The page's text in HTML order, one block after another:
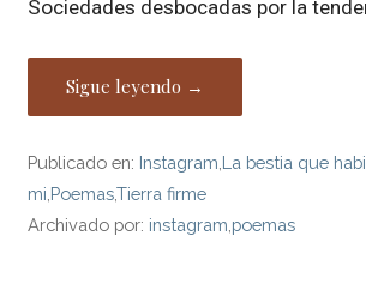
Sociedades desbocadas por la
Sigue leyendo →
Publicado en: Instagram La bestia que
mi Poemas,Tierra firme
Archivado por: instagram poemas